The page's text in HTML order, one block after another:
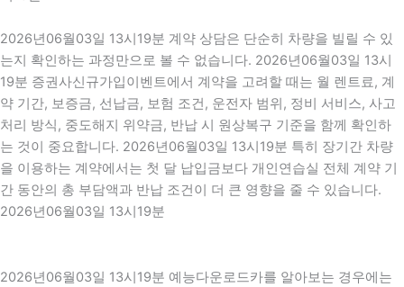
2026년06월03일 13시19분 계약 상담은 단순히 차량을 빌릴 수 있
는지 확인하는 과정만으로 볼 수 없습니다. 2026년06월03일 13시
19분 증권사신규가입이벤트에서 계약을 고려할 때는 월 렌트료, 계
약 기간, 보증금, 선납금, 보험 조건, 운전자 범위, 정비 서비스, 사고
처리 방식, 중도해지 위약금, 반납 시 원상복구 기준을 함께 확인하
는 것이 중요합니다. 2026년06월03일 13시19분 특히 장기간 차량
을 이용하는 계약에서는 첫 달 납입금보다 개인연습실 전체 계약 기
간 동안의 총 부담액과 반납 조건이 더 큰 영향을 줄 수 있습니다.
2026년06월03일 13시19분
2026년06월03일 13시19분 예능다운로드카를 알아보는 경우에는